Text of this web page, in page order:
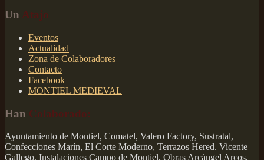
Un Atajo
Eventos
Actualidad
Zona de Colaboradores
Contacto
Facebook
MONTIEL MEDIEVAL
Han Colaborado:
Ayuntamiento de Montiel, Comatel, Valero Factory, Sustratal,
Confecciones Marín, El Corte Moderno, Terrazos Hered. Vicente
Gallego, Instalaciones Campo de Montiel, Obras Arcángel Arcos,